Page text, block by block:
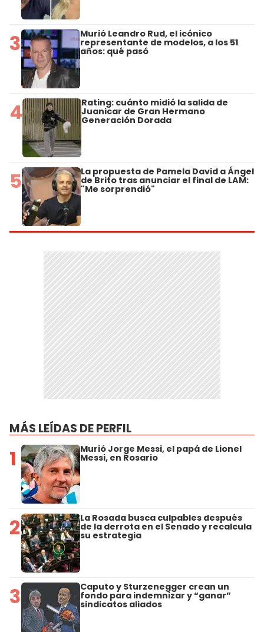
3 Murió Leandro Rud, el icónico
representante de modelos, a los 51
años: qué pasó
4 Rating: cuánto midió la salida de
Juanicar de Gran Hermano
Generación Dorada
5 La propuesta de Pamela David a Ángel
de Brito tras anunciar el final de LAM:
"Me sorprendió"
MÁS LEÍDAS DE PERFIL
1 Murió Jorge Messi, el papá de Lionel
Messi, en Rosario
2 La Rosada busca culpables después
de la derrota en el Senado y recalcula
su estrategia
3 Caputo y Sturzenegger crean un
fondo para indemnizar y “ganar”
sindicatos aliados